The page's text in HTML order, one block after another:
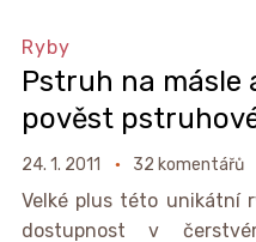
Ryby
Pstruh na másle
pověst
24. 1. 2011 32 komentářů
Velké plus této unikátní
dostupnost v